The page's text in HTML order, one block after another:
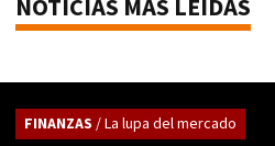
NOTICIAS MÁS LEÍDAS
FINANZAS / La lupa del mercado